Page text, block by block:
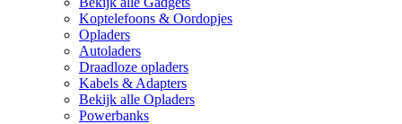
Koptelefoons & Oordopjes
Opladers
Autoladers
Draadloze opladers
Kabels & Adapters
Bekijk alle Opladers
Powerbanks